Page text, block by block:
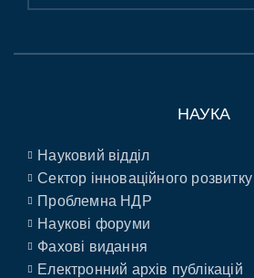
НАУКА
Науковий відділ
Сектор інноваційного розвитку
Проблемна НДР
Наукові форуми
Фахові видання
Електронний архів публікацій